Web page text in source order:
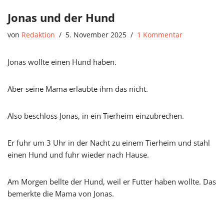
Jonas und der Hund
von Redaktion 5. November 2025 1 Kommentar
Jonas wollte einen Hund haben.
Aber seine Mama erlaubte ihm das nicht.
Also beschloss Jonas, in ein Tierheim einzubrechen.
Er fuhr um 3 Uhr in der Nacht zu einem Tierheim und stahl
einen Hund und fuhr wieder nach Hause.
Am Morgen bellte der Hund, weil er Futter haben wollte. Das
bemerkte die Mama von Jonas.